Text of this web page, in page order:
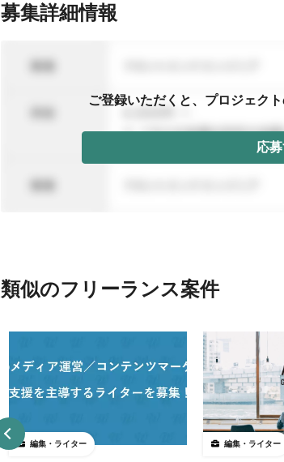
募集詳細情報
ご登録いただくと、プロジェク
応
類似のフリーランス案件
編集・ライター 編集・ライター